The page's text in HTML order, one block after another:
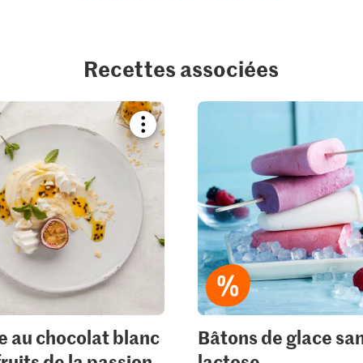
Recettes associées
Bookmark
recipe
add
au chocolat blanc
Bâtons de glace